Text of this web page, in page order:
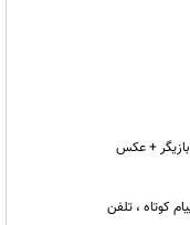
+ عکس
کوتاه ، تلفن